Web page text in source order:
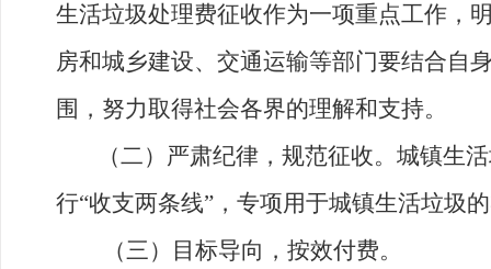
生活垃圾处理费征收作为一项重点工作，
房和城乡建设、 交通运输等部门要结合自
围，努力取得社会各界的理解和支持。
（二）严肃纪律，规范征收。 城镇生
行“收支两条线”， 专项用于城镇生活垃圾
（三） 目标导向 ， 按效付费。